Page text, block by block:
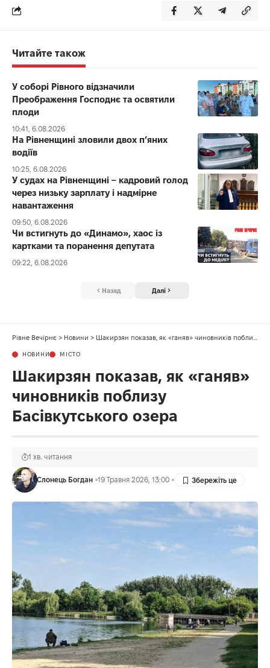
Читайте також
У соборі Рівного відзначили
Преображення Господнє та освятили
плоди
10:41, 6.08.2026
На Рівненщині зловили двох п’яних
водіїв
10:25, 6.08.2026
У судах на Рівненщині – кадровий голод
через низьку зарплату і надмірне
навантаження
09:50, 6.08.2026
Чи встигнуть до «Динамо», хаос із
картками та поранення депутата
09:22, 6.08.2026
Назад Далі
Рівне Вечірнє > Новини > Шакирзян показав, як «ганяв» чиновників поблизу Басівкутського озера
НОВИНИ МІСТО
Шакирзян показав, як «ганяв»
чиновників поблизу
Басівкутського озера
Слонець Богдан 19 Травня 2026, 13:00
1 хв. читання